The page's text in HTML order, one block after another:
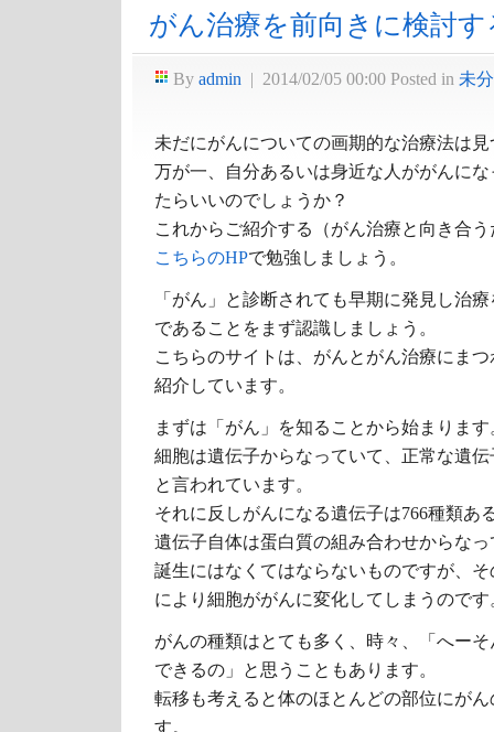
がん治療を前向きに検討
By admin | 2014/02/05 00:00 Posted in 未
未だにがんについての画期的な治療法は
万が一、自分あるいは身近な人ががんに
たらいいのでしょうか？
これからご紹介する（がん治療と向き合
こちらのHPで勉強しましょう。
「がん」と診断されても早期に発見し治
であることをまず認識しましょう。
こちらのサイトは、がんとがん治療にま
紹介しています。
まずは「がん」を知ることから始まります
細胞は遺伝子からなっていて、正常な遺伝
と言われています。
それに反しがんになる遺伝子は766種類あ
遺伝子自体は蛋白質の組み合わせからな
誕生にはなくてはならないものですが、
により細胞ががんに変化してしまうのです
がんの種類はとても多く、時々、「へー
できるの」と思うこともあります。
転移も考えると体のほとんどの部位にが
す。